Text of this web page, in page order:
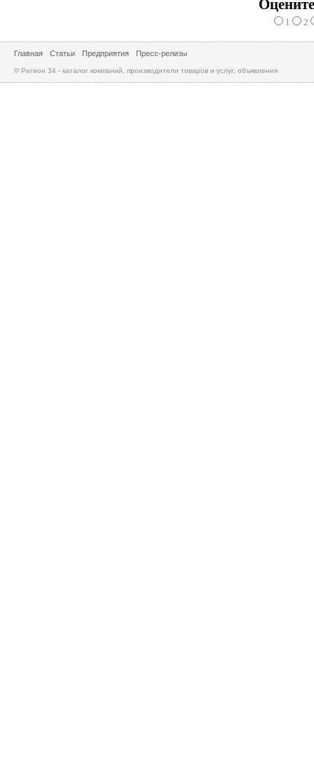
1 2
Главная Статьи Предприятия Пресс-релизы
© Регион 34 - каталог компаний, производители товаров и услуг, объявления